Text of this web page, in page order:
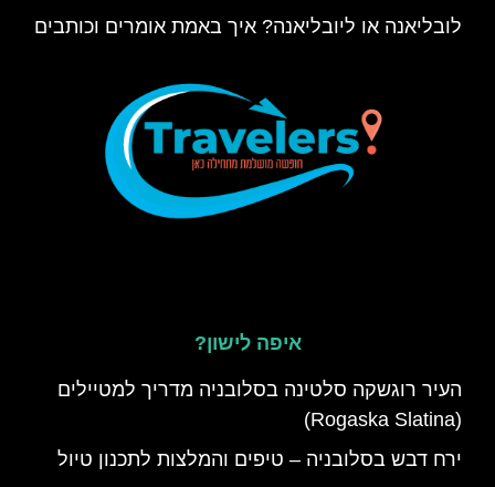
לובליאנה או ליובליאנה? איך באמת אומרים וכותבים
איפה לישון?
העיר רוגשקה סלטינה בסלובניה מדריך למטיילים
(Rogaska Slatina)
ירח דבש בסלובניה – טיפים והמלצות לתכנון טיול